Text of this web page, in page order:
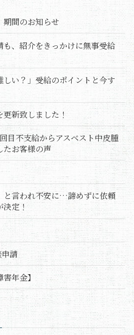
間のお知らせ
、紹介をきっかけに無事受給
しい？」受給のポイントと今す
新致しました！
目不支給からアスベスト中皮腫
たお客様の声
と言われ不安に…諦めずに依頼
定！
請
年金】